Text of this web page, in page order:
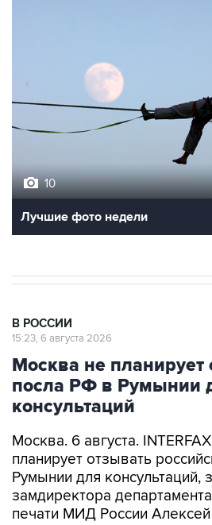
10
Лучшие фото недели
В РОССИИ
15:23, 6 августа 2026
Москва не планирует
посла РФ в Румынии
консультаций
Москва. 6 августа.
планирует отзывать
Румынии для консультаций,
замдиректора
печати МИД России